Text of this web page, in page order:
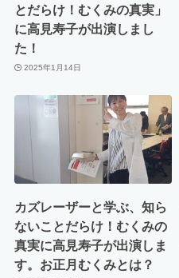
とだらけ！むくみの真実」
に高見寿子が出演しまし
た！
2025年1月14日
カズレーザーと学ぶ、知ら
ないことだらけ！むくみの
真実に高見寿子が出演しま
す。お正月むくみとは？